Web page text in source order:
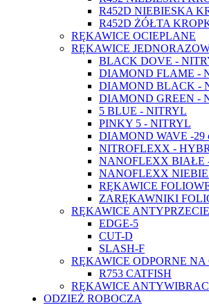
R452D NIEBIESKA
R452D ŻÓŁTA
RĘKAWICE OCIEPLANE
RĘKAWICE
BLACK DOVE -
DIAMOND FLAME -
DIAMOND BLACK -
DIAMOND GREEN -
5 BLUE - NITRYL
PINKY 5 - NITRYL
DIAMOND WAVE -29
NITROFLEXX -
NANOFLEXX BIAŁE
NANOFLEXX
RĘKAWICE
ZARĘKAWNIKI
RĘKAWICE
EDGE-5
CUT-D
SLASH-F
RĘKAWICE ODPORNE
R753 CATFISH
RĘKAWICE
ODZIEŻ ROBOCZA